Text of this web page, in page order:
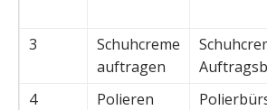
3
Schuhcreme
auftragen
4 Polieren